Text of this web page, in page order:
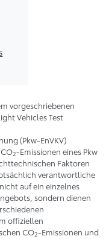
vorgeschriebenen
Vehicles Test
(Pkw-EnVKV)
2-Emissionen eines Pkw
Faktoren
verantwortliche
auf ein einzelnes
sondern dienen
offiziellen
CO2-Emissionen und